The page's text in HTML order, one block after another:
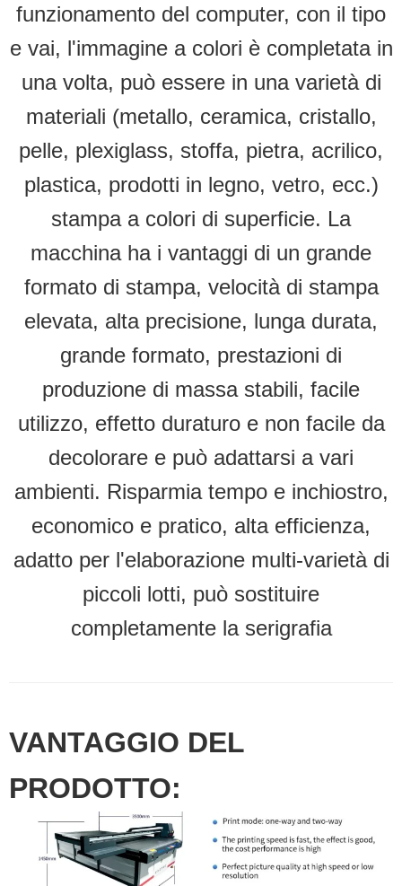
funzionamento del computer, con il tipo
e vai, l'immagine a colori è completata in
una volta, può essere in una varietà di
materiali (metallo, ceramica, cristallo,
pelle, plexiglass, stoffa, pietra, acrilico,
plastica, prodotti in legno, vetro, ecc.)
stampa a colori di superficie. La
macchina ha i vantaggi di un grande
formato di stampa, velocità di stampa
elevata, alta precisione, lunga durata,
grande formato, prestazioni di
produzione di massa stabili, facile
utilizzo, effetto duraturo e non facile da
decolorare e può adattarsi a vari
ambienti. Risparmia tempo e inchiostro,
economico e pratico, alta efficienza,
adatto per l'elaborazione multi-varietà di
piccoli lotti, può sostituire
completamente la serigrafia
VANTAGGIO DEL
PRODOTTO: